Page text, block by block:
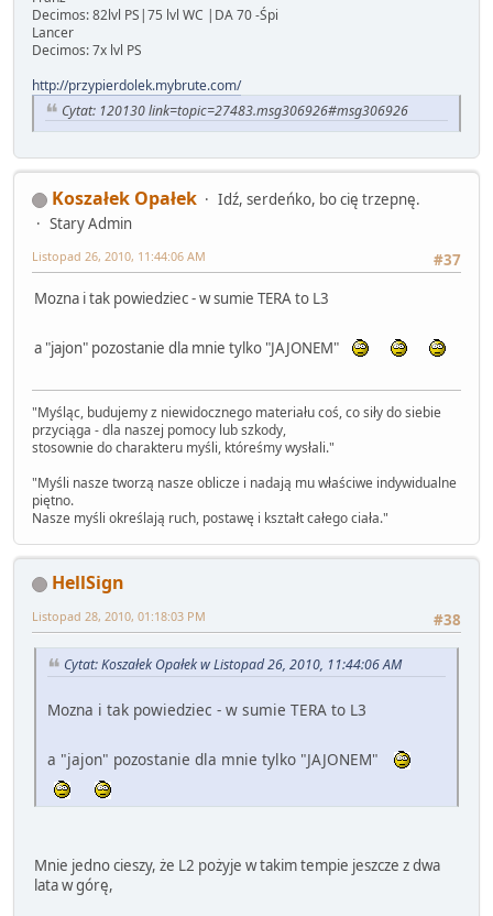
Decimos: 82lvl PS|75 lvl WC |DA 70 -Śpi
Lancer
Decimos: 7x lvl PS
http://przypierdolek.mybrute.com/
Cytat: 120130 link=topic=27483.msg306926#msg306926
Koszałek Opałek
Idź, serdeńko, bo cię trzepnę.
Stary Admin
#37
Listopad 26, 2010, 11:44:06 AM
Mozna i tak powiedziec - w sumie TERA to L3
a "jajon" pozostanie dla mnie tylko "JAJONEM"
"Myśląc, budujemy z niewidocznego materiału coś, co siły do siebie
przyciąga - dla naszej pomocy lub szkody,
stosownie do charakteru myśli, któreśmy wysłali."
"Myśli nasze tworzą nasze oblicze i nadają mu właściwe indywidualne
piętno.
Nasze myśli określają ruch, postawę i kształt całego ciała."
HellSign
#38
Listopad 28, 2010, 01:18:03 PM
Cytat: Koszałek Opałek w Listopad 26, 2010, 11:44:06 AM
Mozna i tak powiedziec - w sumie TERA to L3
a "jajon" pozostanie dla mnie tylko "JAJONEM"
Mnie jedno cieszy, że L2 pożyje w takim tempie jeszcze z dwa
lata w górę,